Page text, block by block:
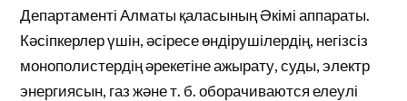
Департаменті Алматы қаласының Әкімі аппараты.
Кәсіпкерлер үшін, әсіресе өндірушілердің, негізсіз
монополистердің әрекетіне ажырату, суды, электр
энергиясын, газ және т. б. оборачиваются елеулі